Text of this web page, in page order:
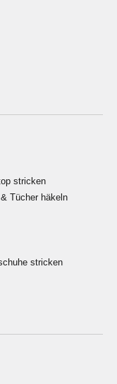
stricken
Tücher häkeln
stricken